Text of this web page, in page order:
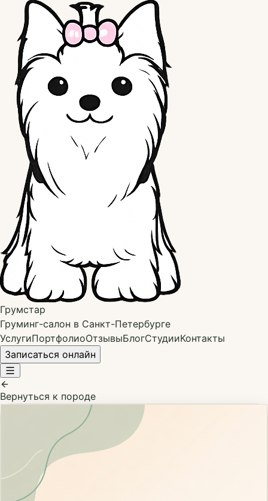
Грумстар
Груминг-салон в Санкт-Петербурге
УслугиПортфолиоОтзывыБлогСтудииКонтакты
Записаться онлайн
Вернуться к породе